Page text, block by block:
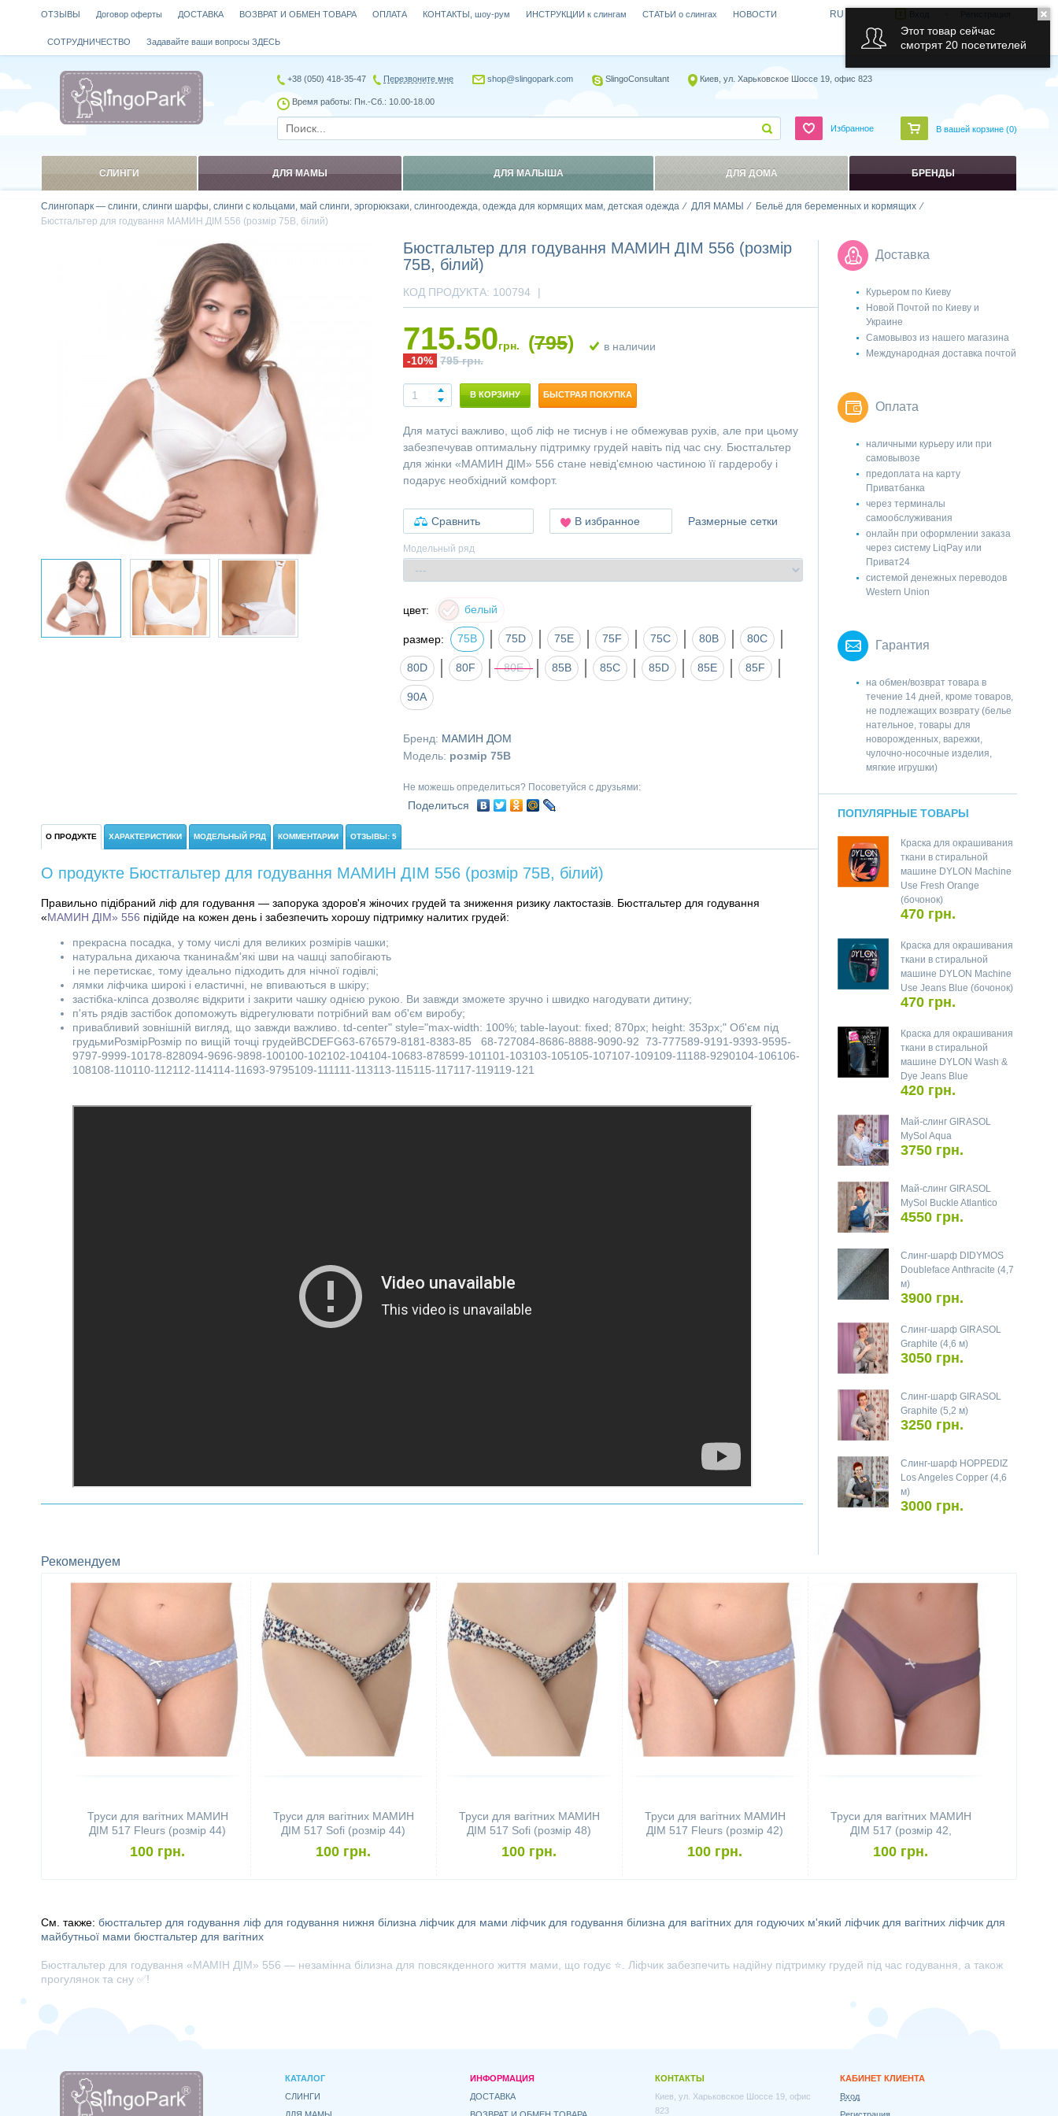
Слингопарк — слинги, слинги шарфы, слинги с кольцами, май слинги, эргорюкзаки, слингоодежда, одежда для кормящих мам, детская одежда ДЛЯ МАМЫ
Бельё для беременных и кормящих
Бюстгальтер для годування МАМИН ДІМ 556 (розмір 75B, білий)
Бюстгальтер для годування МАМИН ДІМ 556 (розмір
75B, білий)
КОД ПРОДУКТА: 100794 |
715.50грн. (795)
-10% 795 грн.
в наличии
В КОРЗИНУ БЫСТРАЯ ПОКУПКА
Для матусі важливо, щоб ліф не тиснув і не обмежував рухів, але при цьому
забезпечував оптимальну підтримку грудей навіть під час сну. Бюстгальтер
для жінки «МАМИН ДІМ» 556 стане невід'ємною частиною її гардеробу і
подарує необхідний комфорт.
Сравнить В избранное Размерные сетки
Модельный ряд
цвет: белый
размер: 75B 75D 75E 75F 75С 80B 80C
80D 80F 80Е 85B 85C 85D 85E 85F
90A
Бренд: МАМИН ДОМ
Модель: розмір 75В
Не можешь определиться? Посоветуйся с друзьями:
Поделиться
О ПРОДУКТЕ ХАРАКТЕРИСТИКИ МОДЕЛЬНЫЙ РЯД КОММЕНТАРИИ ОТЗЫВЫ: 5
О продукте Бюстгальтер для годування МАМИН ДІМ 556 (розмір 75B, білий)
Правильно підібраний ліф для годування — запорука здоров'я жіночих грудей та зниження ризику лактостазів. Бюстгальтер для годування
«МАМИН ДІМ» 556 підійде на кожен день і забезпечить хорошу підтримку налитих грудей:
прекрасна посадка, у тому числі для великих розмірів чашки;
натуральна дихаюча тканина&м'які шви на чашці запобігають
і не перетискає, тому ідеально підходить для нічної годівлі;
лямки ліфчика широкі і еластичні, не впиваються в шкіру;
застібка-кліпса дозволяє відкрити і закрити чашку однією рукою. Ви завжди зможете зручно і швидко нагодувати дитину;
п'ять рядів застібок допоможуть відрегулювати потрібний вам об'єм виробу;
привабливий зовнішній вигляд, що завжди важливо. td-center" style="max-width: 100%; table-layout: fixed; 870px; height: 353px;" Об'єм під
грудьмиРозмірРозмір по вищій точці грудейBCDEFG63-676579-8181-8383-85 68-727084-8686-8888-9090-92 73-777589-9191-9393-9595-
9797-9999-10178-828094-9696-9898-100100-102102-104104-10683-878599-101101-103103-105105-107107-109109-11188-9290104-106106-
108108-110110-112112-114114-11693-9795109-111111-113113-115115-117117-119119-121
Доставка
Курьером по Киеву
Новой Почтой по Киеву и
Украине
Самовывоз из нашего магазина
Международная доставка почтой
Оплата
наличными курьеру или при
самовывозе
предоплата на карту
Приватбанка
через терминалы
самообслуживания
онлайн при оформлении заказа
через систему LiqPay или
Приват24
системой денежных переводов
Western Union
Гарантия
на обмен/возврат товара в
течение 14 дней, кроме товаров,
не подлежащих возврату (белье
нательное, товары для
новорожденных, варежки,
чулочно-носочные изделия,
мягкие игрушки)
ПОПУЛЯРНЫЕ ТОВАРЫ
Краска для окрашивания
ткани в стиральной
машине DYLON Machine
Use Fresh Orange
(бочонок)
470 грн.
Краска для окрашивания
ткани в стиральной
машине DYLON Machine
Use Jeans Blue (бочонок)
470 грн.
Краска для окрашивания
ткани в стиральной
машине DYLON Wash &
Dye Jeans Blue
420 грн.
Май-слинг GIRASOL
MySol Aqua
3750 грн.
Май-слинг GIRASOL
MySol Buckle Atlantico
4550 грн.
Слинг-шарф DIDYMOS
Doubleface Anthracite (4,7
м)
3900 грн.
Слинг-шарф GIRASOL
Graphite (4,6 м)
3050 грн.
Слинг-шарф GIRASOL
Graphite (5,2 м)
3250 грн.
Слинг-шарф HOPPEDIZ
Los Angeles Copper (4,6
м)
3000 грн.
Рекомендуем
Труси для вагітних МАМИН
ДІМ 517 Fleurs (розмір 44)
100 грн.
Труси для вагітних МАМИН
ДІМ 517 Sofi (розмір 44)
100 грн.
Труси для вагітних МАМИН
ДІМ 517 Sofi (розмір 48)
100 грн.
Труси для вагітних МАМИН
ДІМ 517 Fleurs (розмір 42)
100 грн.
Труси для вагітних МАМИН
ДІМ 517 (розмір 42,
бузковий)
100 грн.
См. также: бюстгальтер для годування ліф для годування нижня білизна ліфчик для мами ліфчик для годування білизна для вагітних для годуючих м'який ліфчик для вагітних ліфчик для
майбутньої мами бюстгальтер для вагітних
Бюстгальтер для годування «МАМІН ДІМ» 556 — незамінна білизна для повсякденного життя мами, що годує ⭐. Ліфчик забезпечить надійну підтримку грудей під час годування, а також
прогулянок та сну ✅!
ОТЗЫВЫ Договор оферты ДОСТАВКА ВОЗВРАТ И ОБМЕН ТОВАРА ОПЛАТА КОНТАКТЫ, шоу-рум ИНСТРУКЦИИ к слингам СТАТЬИ о слингах НОВОСТИ
СОТРУДНИЧЕСТВО Задавайте ваши вопросы ЗДЕСЬ
RU
+38 (050) 418-35-47 Перезвоните мне shop@slingopark.com SlingoConsultant Киев, ул. Харьковское Шоссе 19, офис 823
Время работы: Пн.-Сб.: 10.00-18.00
Избранное В вашей корзине (0)
СЛИНГИ ДЛЯ МАМЫ ДЛЯ МАЛЫША ДЛЯ ДОМА БРЕНДЫ
КАТАЛОГ
СЛИНГИ
ИНФОРМАЦИЯ
ДОСТАВКА
КОНТАКТЫ
Киев, ул. Харьковское Шоссе 19, офис
823
КАБИНЕТ КЛИЕНТА
Вход
Этот товар сейчас
смотрят 20 посетителей